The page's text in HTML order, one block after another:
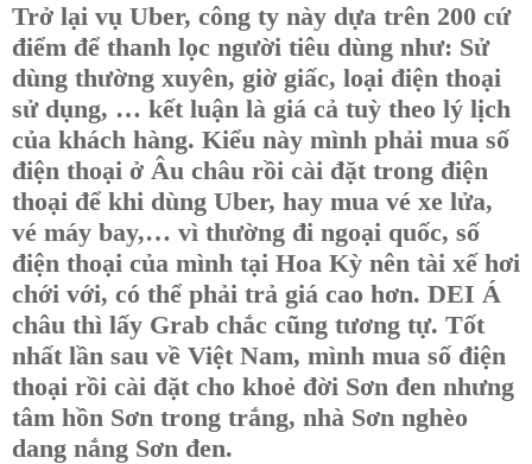
Trở lại vụ Uber, công ty này dựa trên 200 cứ
điểm để thanh lọc người tiêu dùng như: Sử
dùng thường xuyên, giờ giấc, loại điện thoại
sử dụng, … kết luận là giá cả tuỳ theo lý lịch
của khách hàng. Kiểu này mình phải mua số
điện thoại ở Âu châu rồi cài đặt trong điện
thoại để khi dùng Uber, hay mua vé xe lửa,
vé máy bay,… vì thường đi ngoại quốc, số
điện thoại của mình tại Hoa Kỳ nên tài xế hơi
chới với, có thể phải trả giá cao hơn. DEI Á
châu thì lấy Grab chắc cũng tương tự. Tốt
nhất lần sau về Việt Nam, mình mua số điện
thoại rồi cài đặt cho khoẻ đời Sơn đen nhưng
tâm hồn Sơn trong trắng, nhà Sơn nghèo
dang nắng Sơn đen.